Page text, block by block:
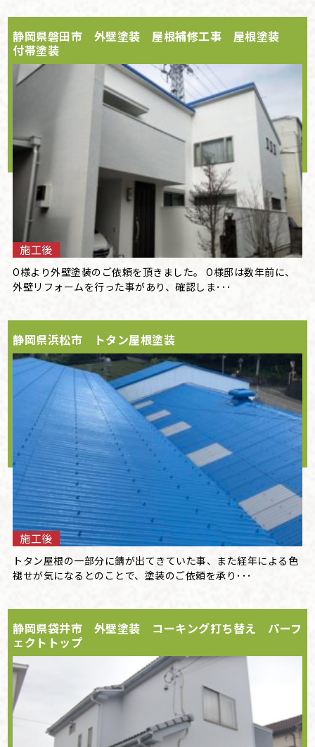
静岡県磐田市 外壁塗装 屋根補修工事 屋根塗装
付帯塗装
施工後
O様より外壁塗装のご依頼を頂きました。 O様邸は数年前に、
外壁リフォームを行った事があり、確認しま･･･
静岡県浜松市 トタン屋根塗装
施工後
トタン屋根の一部分に錆が出てきていた事、また経年による色
褪せが気になるとのことで、塗装のご依頼を承り･･･
静岡県袋井市 外壁塗装 コーキング打ち替え パーフ
ェクトトップ